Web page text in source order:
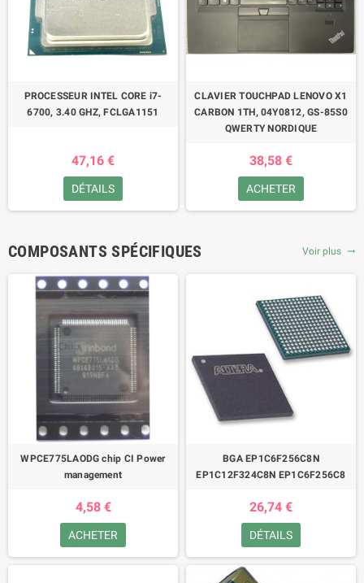
PROCESSEUR INTEL CORE i7-
6700, 3.40 GHZ, FCLGA1151
47,16 €
DÉTAILS
CLAVIER TOUCHPAD LENOVO X1
CARBON 1TH, 04Y0812, GS-85S0
QWERTY NORDIQUE
38,58 €
ACHETER
COMPOSANTS SPÉCIFIQUES Voir plus trending_flat
WPCE775LAODG chip CI Power
management
4,58 €
ACHETER
BGA EP1C6F256C8N
EP1C12F324C8N EP1C6F256C8
26,74 €
DÉTAILS